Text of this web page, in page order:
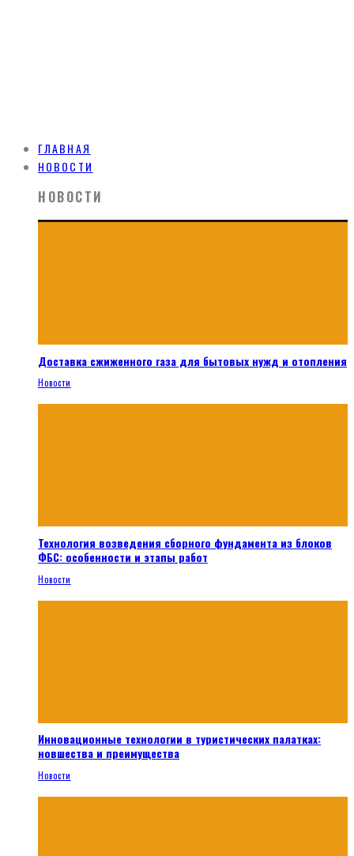
ГЛАВНАЯ
НОВОСТИ
НОВОСТИ
Доставка сжиженного газа для бытовых нужд и отопления
Новости
Технология возведения сборного фундамента из блоков
ФБС: особенности и этапы работ
Новости
Инновационные технологии в туристических палатках:
новшества и преимущества
Новости